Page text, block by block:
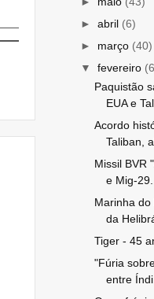
► abril (6)
► março (40)
▼ fevereiro
Paquistão
EUA e
Acordo
Taliban,
Missil BVR
e Mig-29...
Marinha do
da
Tiger - 45
"Fúria
entre